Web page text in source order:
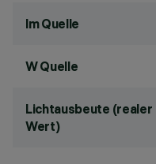
lm Quelle
W Quelle
Lichtausbeute (realer
Wert)